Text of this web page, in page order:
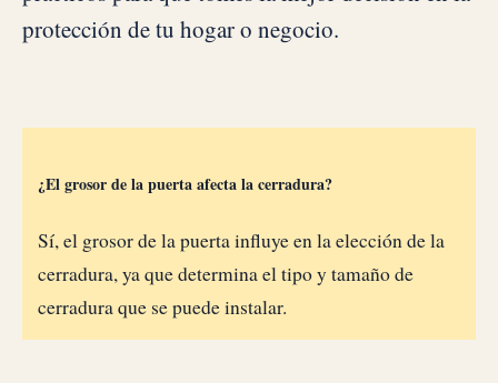
protección de tu hogar o negocio.
¿El grosor de la puerta afecta la cerradura?
Sí, el grosor de la puerta influye en la elección de la
cerradura, ya que determina el tipo y tamaño de
cerradura que se puede instalar.